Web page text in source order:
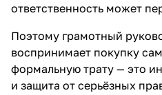
ответственность может
Поэтому грамотный
воспринимает покупку
формальную трату — это
и защита от серьёзных